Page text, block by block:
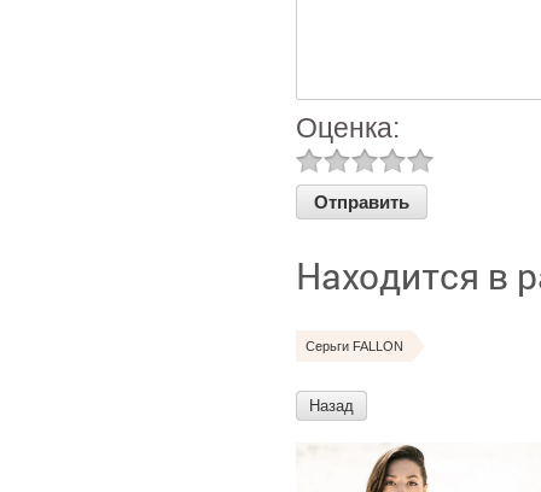
Оценка:
Находится в
Серьги FALLON
Назад